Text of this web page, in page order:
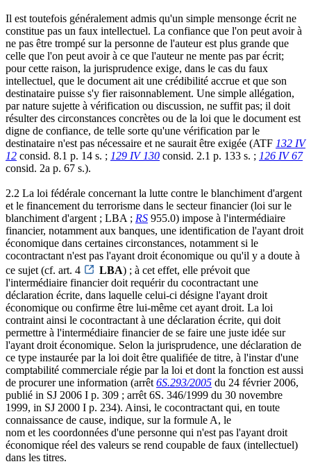
Il est toutefois généralement admis qu'un simple mensonge écrit ne
constitue pas un faux intellectuel. La confiance que l'on peut avoir à
ne pas être trompé sur la personne de l'auteur est plus grande que
celle que l'on peut avoir à ce que l'auteur ne mente pas par écrit;
pour cette raison, la jurisprudence exige, dans le cas du faux
intellectuel, que le document ait une crédibilité accrue et que son
destinataire puisse s'y fier raisonnablement. Une simple allégation,
par nature sujette à vérification ou discussion, ne suffit pas; il doit
résulter des circonstances concrètes ou de la loi que le document est
digne de confiance, de telle sorte qu'une vérification par le
destinataire n'est pas nécessaire et ne saurait être exigée (ATF 132 IV
12 consid. 8.1 p. 14 s. ; 129 IV 130 consid. 2.1 p. 133 s. ; 126 IV 67
consid. 2a p. 67 s.).
2.2 La loi fédérale concernant la lutte contre le blanchiment d'argent
et le financement du terrorisme dans le secteur financier (loi sur le
blanchiment d'argent ; LBA ; RS 955.0) impose à l'intermédiaire
financier, notamment aux banques, une identification de l'ayant droit
économique dans certaines circonstances, notamment si le
cocontractant n'est pas l'ayant droit économique ou qu'il y a doute à
ce sujet (cf. art. 4
LBA) ; à cet effet, elle prévoit que
l'intermédiaire financier doit requérir du cocontractant une
déclaration écrite, dans laquelle celui-ci désigne l'ayant droit
économique ou confirme être lui-même cet ayant droit. La loi
contraint ainsi le cocontractant à une déclaration écrite, qui doit
permettre à l'intermédiaire financier de se faire une juste idée sur
l'ayant droit économique. Selon la jurisprudence, une déclaration de
ce type instaurée par la loi doit être qualifiée de titre, à l'instar d'une
comptabilité commerciale régie par la loi et dont la fonction est aussi
de procurer une information (arrêt 6S.293/2005 du 24 février 2006,
publié in SJ 2006 I p. 309 ; arrêt 6S. 346/1999 du 30 novembre
1999, in SJ 2000 I p. 234). Ainsi, le cocontractant qui, en toute
connaissance de cause, indique, sur la formule A, le
nom et les coordonnées d'une personne qui n'est pas l'ayant droit
économique réel des valeurs se rend coupable de faux (intellectuel)
dans les titres.